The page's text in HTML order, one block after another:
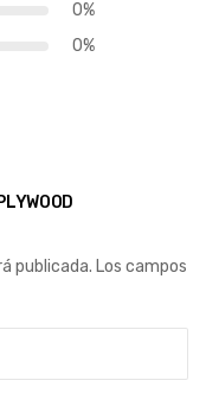
0%
0%
publicada. Los campos